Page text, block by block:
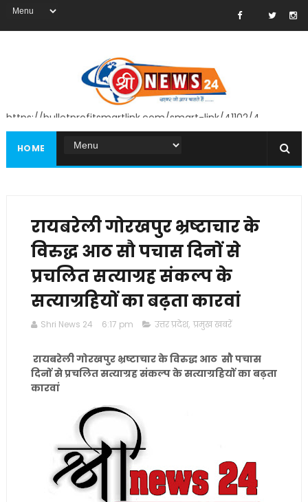
https://bulletprofitsmartlink.com/smart-link/41102/4
HOME
रायबरेली गोरखपुर भ्रष्टाचार के
विरुद्ध आठ सौ पचास दिनों से
प्रचलित सत्याग्रह संकल्प के
सत्याग्रहियों का बढ़ता कारवां
Shri News 24 6:17 pm उत्तर प्रदेश, प्रमुख खबरें
रायबरेली गोरखपुर भ्रष्टाचार के विरुद्ध आठ सौ पचास
दिनों से प्रचलित सत्याग्रह संकल्प के सत्याग्रहियों का बढ़ता
कारवां